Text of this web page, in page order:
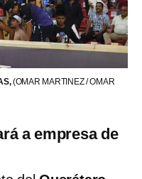
(OMAR MARTINEZ / OMAR
a empresa de